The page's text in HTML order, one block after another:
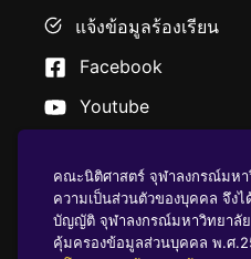
แจ้งข้อมูลร้องเรียน
Facebook
Youtube
นโยบายคุ้มครองข้อมู
คณะนิติศาสตร์ จุฬาลงกรณ์มหา
ความเป็นส่วนตัวของบุคคล จึงไ
บัญญัติ จุฬาลงกรณ์มหาวิทยาลั
คุ้มครองข้อมูลส่วนบุคคล พ.ศ